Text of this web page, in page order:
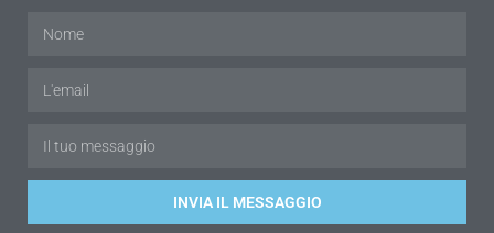
INVIA IL MESSAGGIO